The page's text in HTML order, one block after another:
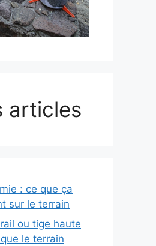
articles
: ce que ça
sur le terrain
ou tige haute
le terrain